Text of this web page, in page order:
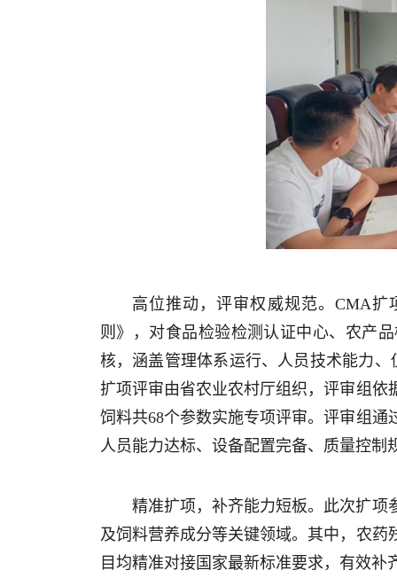
高位推动，评审权威规范。CMA
则》，对食品检验检测认证中心、农产
核，涵盖管理体系运行、人员技术能力
扩项评审由省农业农村厅组织，评审组
饲料共68个参数实施专项评审。评审组
人员能力达标、设备配置完备、质量控制
精准扩项，补齐能力短板。此次扩项
及饲料营养成分等关键领域。其中，农
目均精准对接国家最新标准要求，有效